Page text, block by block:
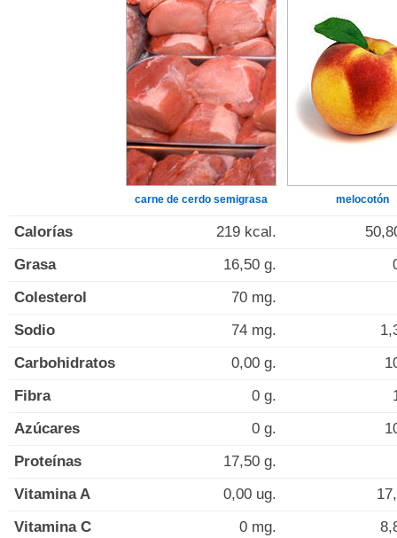
carne de cerdo semigrasa melocotón
Calorías 219 kcal.
Grasa
16,50 g.
Colesterol
70 mg.
Sodio
74 mg.
Carbohidratos
0,00 g.
Fibra
0 g.
Azúcares
0 g.
Proteínas
17,50 g.
Vitamina A
0,00 ug.
Vitamina C
0 mg.